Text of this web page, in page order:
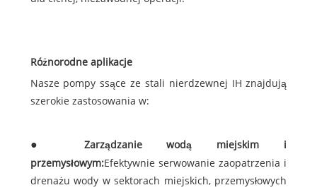
Różnorodne aplikacje
Nasze pompy ssące ze stali nierdzewnej IH znajdują
szerokie zastosowania w:
Zarządzanie wodą miejskim i
przemysłowym:Efektywnie serwowanie zaopatrzenia i
drenażu wody w sektorach miejskich, przemysłowych